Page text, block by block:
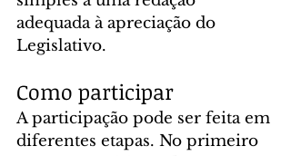
adequada à apreciação do
Legislativo.
Como participar
A participação pode ser feita em
diferentes etapas. No primeiro